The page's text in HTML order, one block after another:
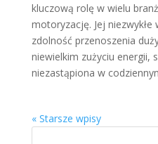
kluczową rolę w wielu
motoryzację. Jej niezwykłe
zdolność przenoszenia
niewielkim zużyciu energii,
niezastąpiona w
« Starsze wpisy